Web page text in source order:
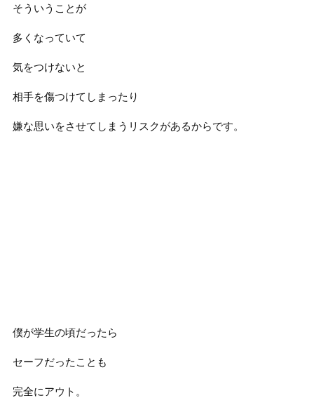
そういうことが
多くなっていて
気をつけないと
相手を傷つけてしまったり
嫌な思いをさせてしまうリスクがあるからです。
僕が学生の頃だったら
セーフだったことも
完全にアウト。